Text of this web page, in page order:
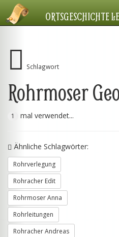
ORTSGESCHICHTE
Schlagwort
Rohrmoser
1 mal verwendet...
Ähnliche Schlagwörter:
Rohrverlegung
Rohracher Edit
Rohrmoser Anna
Rohrleitungen
Rohracher Andreas